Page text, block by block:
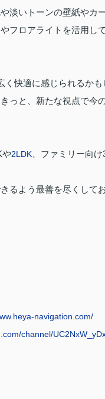
淡いトーンの壁紙やカ
フロアライトを活用し
快適に感じられるか
っと、新たな視点で今
や2LDK 、ファミリー向
るよう最善を尽くしてお
navigation.com/
channel/